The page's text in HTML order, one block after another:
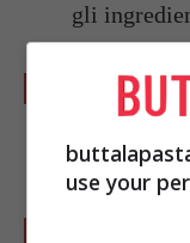
gli
Mentre
pannae
Versate il
use your